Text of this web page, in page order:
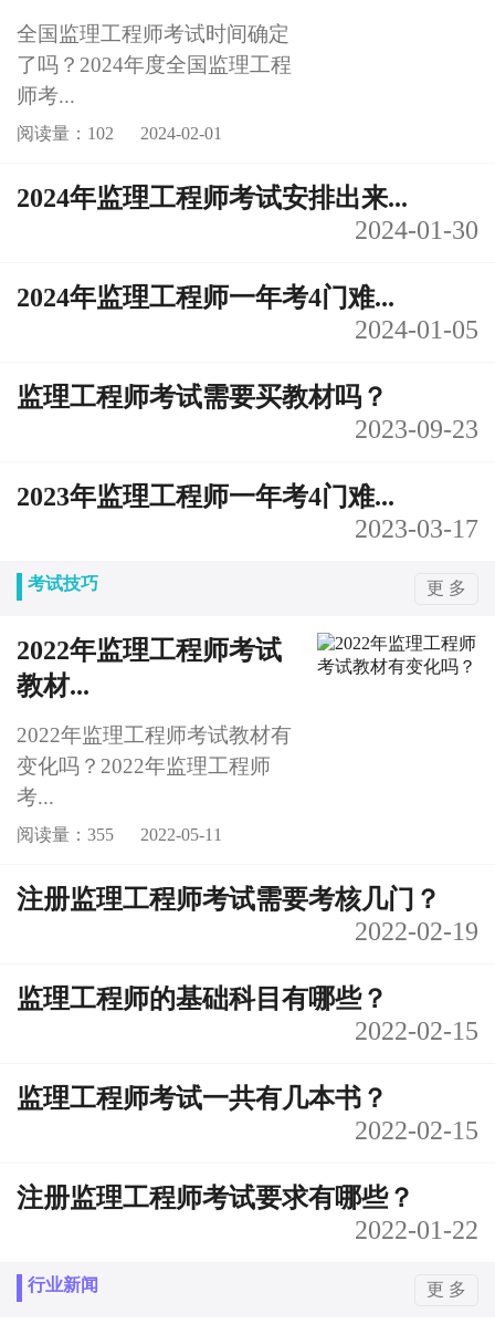
全国监理工程师考试时间确定
了吗？2024年度全国监理工程
师考...
阅读量：102 2024-02-01
2024年监理工程师考试安排出来...
2024-01-30
2024年监理工程师一年考4门难...
2024-01-05
监理工程师考试需要买教材吗？
2023-09-23
2023年监理工程师一年考4门难...
2023-03-17
考试技巧 更 多
2022年监理工程师考试
教材...
2022年监理工程师考试教材有
变化吗？2022年监理工程师
考...
阅读量：355 2022-05-11
注册监理工程师考试需要考核几门？
2022-02-19
监理工程师的基础科目有哪些？
2022-02-15
监理工程师考试一共有几本书？
2022-02-15
注册监理工程师考试要求有哪些？
2022-01-22
行业新闻 更 多